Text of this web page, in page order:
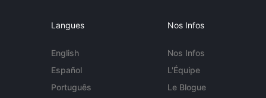
Langues
English
Español
Português
Nos Infos
Nos Infos
L'Équipe
Le Blogue